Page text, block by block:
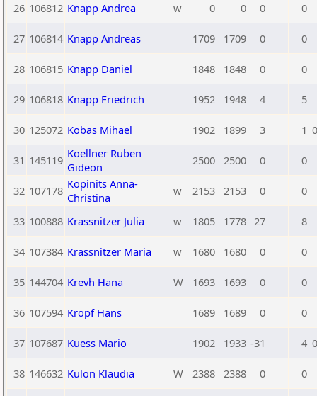
26 106812 Knapp Andrea w 0 0 0 0
27 106814 Knapp Andreas 1709 1709 0 0
28 106815 Knapp Daniel 1848 1848 0 0
29 106818 Knapp Friedrich 1952 1948 4 5
30 125072 Kobas Mihael 1902 1899 3 1
31 145119 Koellner Ruben
Gideon
2500 2500 0 0
32 107178 Kopinits Anna-
Christina
w 2153 2153 0 0
33 100888 Krassnitzer Julia w 1805 1778 27 8
34 107384 Krassnitzer Maria w 1680 1680 0 0
35 144704 Krevh Hana W 1693 1693 0 0
36 107594 Kropf Hans 1689 1689 0 0
37 107687 Kuess Mario 1902 1933 -31 4
38 146632 Kulon Klaudia W 2388 2388 0 0